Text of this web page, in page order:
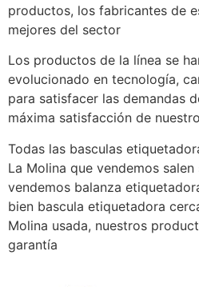
productos, los fabricantes de
mejores del sector
Los productos de la línea se
evolucionado en tecnología,
para satisfacer las demandas
máxima satisfacción de
Todas las basculas
La Molina que vendemos
vendemos balanza
bien bascula etiquetadora
Molina usada, nuestros
garantía